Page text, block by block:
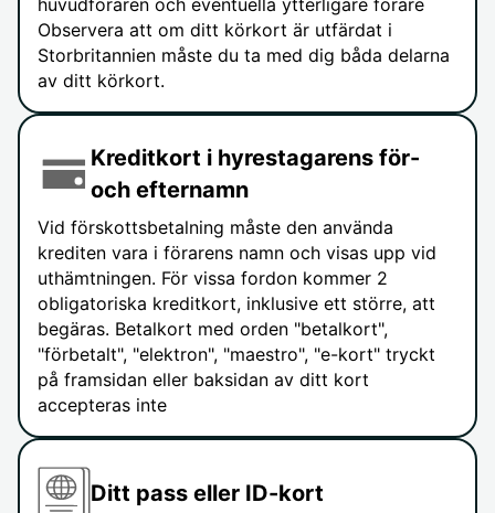
huvudföraren och eventuella ytterligare förare
Observera att om ditt körkort är utfärdat i
Storbritannien måste du ta med dig båda delarna
av ditt körkort.
Kreditkort i hyrestagarens för-
och efternamn
Vid förskottsbetalning måste den använda
krediten vara i förarens namn och visas upp vid
uthämtningen. För vissa fordon kommer 2
obligatoriska kreditkort, inklusive ett större, att
begäras. Betalkort med orden "betalkort",
"förbetalt", "elektron", "maestro", "e-kort" tryckt
på framsidan eller baksidan av ditt kort
accepteras inte
Ditt pass eller ID-kort